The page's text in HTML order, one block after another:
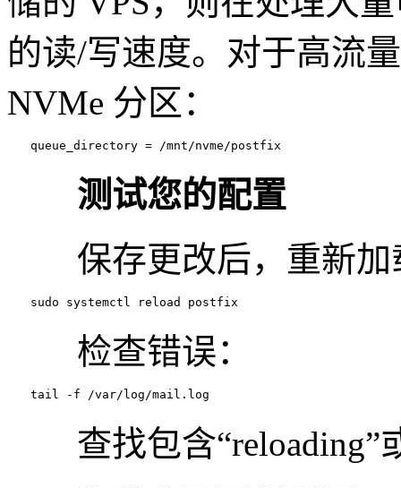
的读/写速度。对于高流
NVMe 分区：
queue_directory = /mnt/nvme/postfix
测试您的配置
保存更改后，重新加
sudo systemctl reload postfix
检查错误：
tail -f /var/log/mail.log
查找包含“reloading”